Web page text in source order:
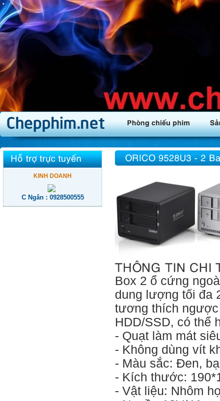
KINH DOANH
C Ngân : 0928500555
Box 2 ổ cứng
dung lượng tối đa
tương thích
HDD/SSD, có thể
- Quạt làm mát
- Không dùng vít
- Màu sắc: Đen,
- Kích thước:
- Vật liệu: Nhôm